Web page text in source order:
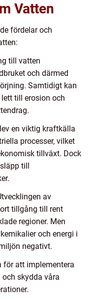
Vatten
fördelar och
till vatten
och därmed
Samtidigt kan
till erosion och
en viktig kraftkälla
processer, vilket
tillväxt. Dock
till
av
tillgång till rent
regioner. Men
och energi i
negativt.
för att implementera
skydda våra